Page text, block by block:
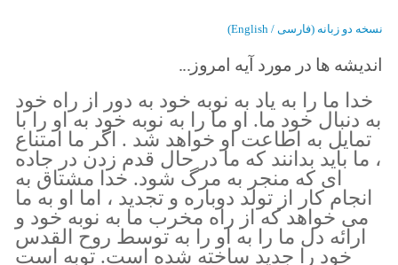
نسخه دو زبانه (فارسی / English)
اندیشه ها در مورد آیه امروز...
خدا ما را به یاد به نوبه خود به دور از راه خود
به دنبال خود ما. او ما را به نوبه خود به او را با
تمایل به اطاعت او خواهد شد . اگر ما امتناع
، ما باید بدانند که ما در حال قدم زدن در جاده
ای که منجر به مرگ شود. خدا مشتاق به
انجام کار از تولد دوباره و تجدید ، اما او به ما
می خواهد که از راه مخرب ما به نوبه خود و
ارائه دل ما را به او را به توسط روح القدس
خود را جدید ساخته شده است. توبه است